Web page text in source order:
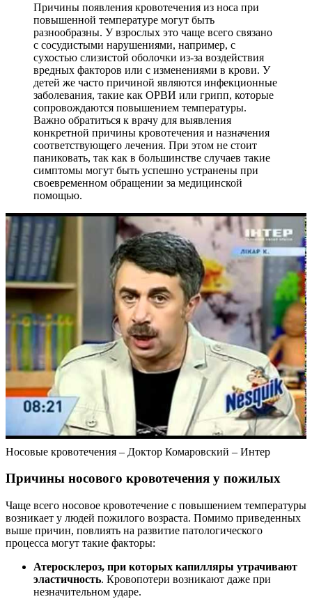
Причины появления кровотечения из носа при
повышенной температуре могут быть
разнообразны. У взрослых это чаще всего связано
с сосудистыми нарушениями, например, с
сухостью слизистой оболочки из-за воздействия
вредных факторов или с изменениями в крови. У
детей же часто причиной являются инфекционные
заболевания, такие как ОРВИ или грипп, которые
сопровождаются повышением температуры.
Важно обратиться к врачу для выявления
конкретной причины кровотечения и назначения
соответствующего лечения. При этом не стоит
паниковать, так как в большинстве случаев такие
симптомы могут быть успешно устранены при
своевременном обращении за медицинской
помощью.
Носовые кровотечения – Доктор Комаровский – Интер
Причины носового кровотечения у пожилых
Чаще всего носовое кровотечение с повышением температуры
возникает у людей пожилого возраста. Помимо приведенных
выше причин, повлиять на развитие патологического
процесса могут такие факторы:
Атеросклероз, при которых капилляры утрачивают
эластичность. Кровопотери возникают даже при
незначительном ударе.